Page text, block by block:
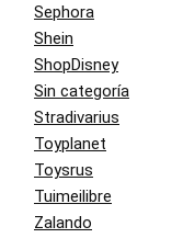
Sephora
Shein
ShopDisney
Sin categoría
Stradivarius
Toyplanet
Toysrus
Tuimeilibre
Zalando